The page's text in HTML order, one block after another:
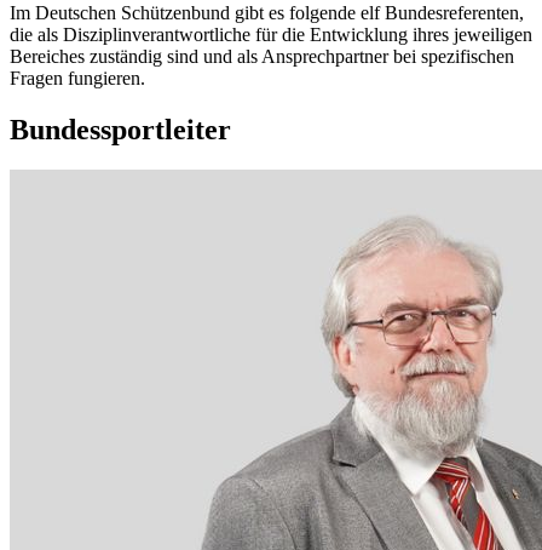
Im Deutschen Schützenbund gibt es folgende elf Bundesreferenten,
die als Disziplinverantwortliche für die Entwicklung ihres jeweiligen
Bereiches zuständig sind und als Ansprechpartner bei spezifischen
Fragen fungieren.
Bundessportleiter